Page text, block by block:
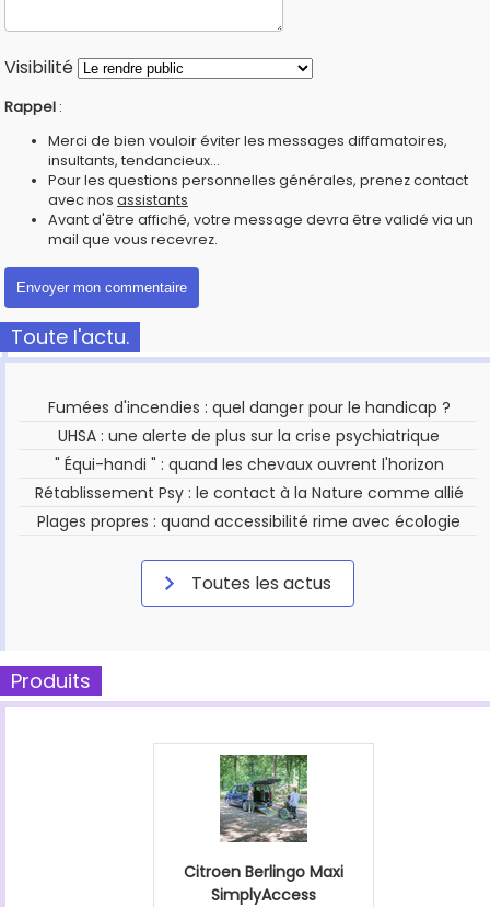
Visibilité
Rappel :
Merci de bien vouloir éviter les messages diffamatoires,
insultants, tendancieux...
Pour les questions personnelles générales, prenez contact
avec nos assistants
Avant d'être affiché, votre message devra être validé via un
mail que vous recevrez.
Toute l'actu.
Fumées d'incendies : quel danger pour le handicap ?
UHSA : une alerte de plus sur la crise psychiatrique
" Équi-handi " : quand les chevaux ouvrent l'horizon
Rétablissement Psy : le contact à la Nature comme allié
Plages propres : quand accessibilité rime avec écologie
Toutes les actus
Produits
Citroen Berlingo Maxi
SimplyAccess